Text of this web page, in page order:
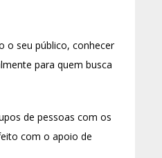
o seu público, conhecer
para quem busca
de pessoas com os
com o apoio de